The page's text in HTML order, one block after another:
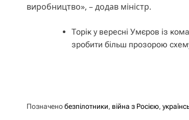
виробництво», – додав міністр.
Торік у вересні Умєров із
зробити більш прозорою
Позначенобезпілотники, війна з Росією,